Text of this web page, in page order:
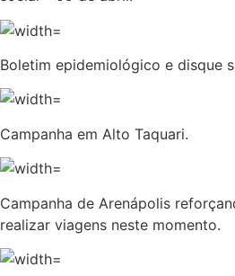
Boletim epidemiológico e disque
Campanha em Alto Taquari.
Campanha de Arenápolis
realizar viagens neste momento.